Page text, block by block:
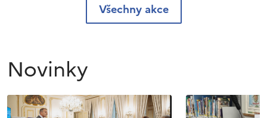
Všechny akce
Novinky